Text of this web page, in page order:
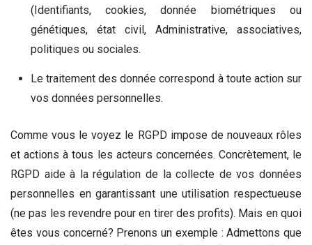
(Identifiants, cookies, donnée biométriques ou
génétiques, état civil, Administrative, associatives,
politiques ou sociales.
Le traitement des donnée correspond à toute action sur
vos données personnelles.
Comme vous le voyez le RGPD impose de nouveaux rôles
et actions à tous les acteurs concernées. Concrètement, le
RGPD aide à la régulation de la collecte de vos données
personnelles en garantissant une utilisation respectueuse
(ne pas les revendre pour en tirer des profits). Mais en quoi
êtes vous concerné? Prenons un exemple : Admettons que